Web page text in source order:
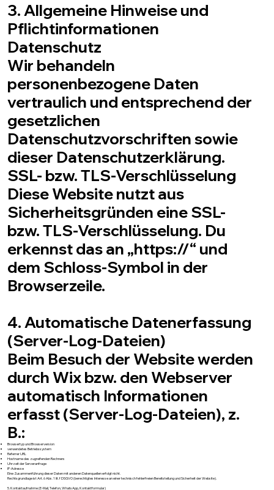
3. Allgemeine Hinweise und
Pflichtinformationen
Datenschutz
Wir behandeln
personenbezogene Daten
vertraulich und entsprechend der
gesetzlichen
Datenschutzvorschriften sowie
dieser Datenschutzerklärung.
SSL- bzw. TLS-Verschlüsselung
Diese Website nutzt aus
Sicherheitsgründen eine SSL-
bzw. TLS-Verschlüsselung. Du
erkennst das an „https://“ und
dem Schloss-Symbol in der
Browserzeile.
4. Automatische Datenerfassung
(Server-Log-Dateien)
Beim Besuch der Website werden
durch Wix bzw. den Webserver
automatisch Informationen
erfasst (Server-Log-Dateien), z.
B.:
Browsertyp und Browserversion
verwendetes Betriebssystem
Referrer URL
Hostname des zugreifenden Rechners
Uhrzeit der Serveranfrage
IP-Adresse
Eine Zusammenführung dieser Daten mit anderen Datenquellen erfolgt nicht.
Rechtsgrundlage ist Art. 6 Abs. 1 lit. f DSGVO (berechtigtes Interesse an einer technisch fehlerfreien Bereitstellung und Sicherheit der Website).
5. Kontaktaufnahme (E-Mail, Telefon, WhatsApp, Kontaktformular)